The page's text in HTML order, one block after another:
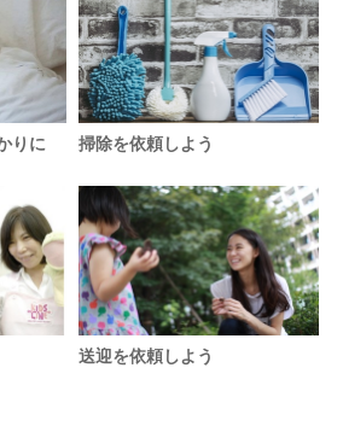
りに 掃除を依頼しよう
送迎を依頼しよう